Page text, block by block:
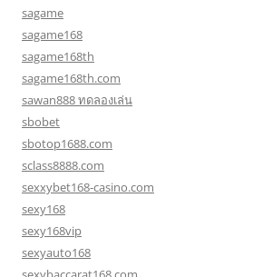
sagame
sagame168
sagame168th
sagame168th.com
sawan888 ทดลองเล่น
sbobet
sbotop1688.com
sclass8888.com
sexxybet168-casino.com
sexy168
sexy168vip
sexyauto168